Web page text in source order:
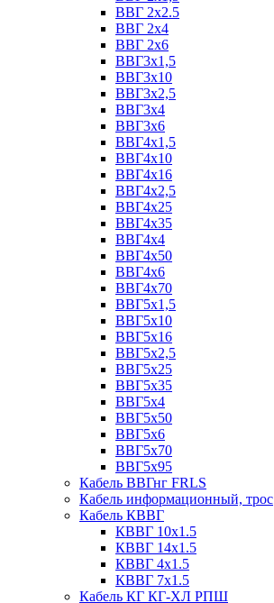
ВВГ 2х2.5
ВВГ 2х4
ВВГ 2х6
ВВГ3х1,5
ВВГ3х10
ВВГ3х2,5
ВВГ3х4
ВВГ3х6
ВВГ4х1,5
ВВГ4х10
ВВГ4х16
ВВГ4х2,5
ВВГ4х25
ВВГ4х35
ВВГ4х4
ВВГ4х50
ВВГ4х6
ВВГ4х70
ВВГ5х1,5
ВВГ5х10
ВВГ5х16
ВВГ5х2,5
ВВГ5х25
ВВГ5х35
ВВГ5х4
ВВГ5х50
ВВГ5х6
ВВГ5х70
ВВГ5х95
Кабель ВВГнг FRLS
Кабель информационный, трос
Кабель КВВГ
КВВГ 10х1.5
КВВГ 14х1.5
КВВГ 4х1.5
КВВГ 7х1.5
Кабель КГ КГ-ХЛ РПШ